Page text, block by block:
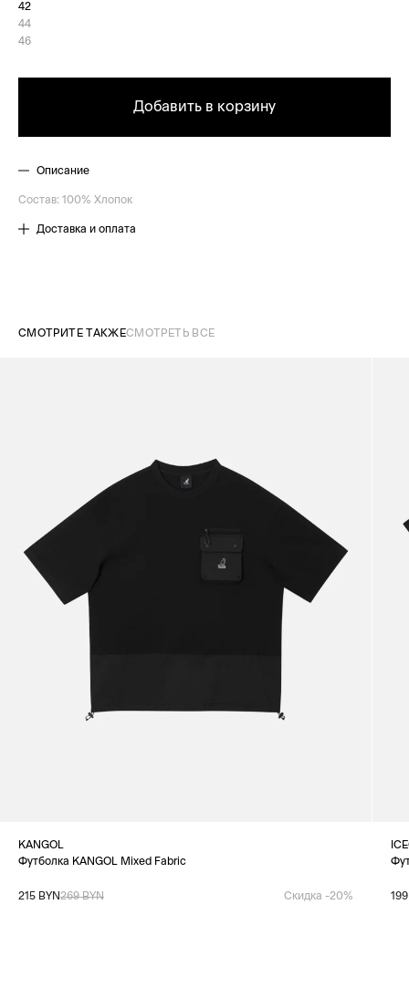
42
44
46
Добавить в корзину
Описание
Состав: 100% Хлопок
Доставка и оплата
СМОТРИТЕ ТАКЖЕСМОТРЕТЬ ВСЕ
KANGOL
Футболка KANGOL Mixed Fabric
215 BYN269 BYN Скидка -20%